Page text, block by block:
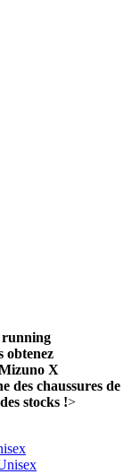
running
obtenez
X
des chaussures de
stocks !>